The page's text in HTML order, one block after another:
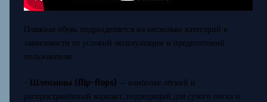
Пляжная обувь подразделяется на несколько категорий в
зависимости от условий эксплуатации и предпочтений
пользователя:
- Шлёпанцы (flip-flops)— наиболее лёгкий и
распространённый вариант, подходящий для сухого песка и